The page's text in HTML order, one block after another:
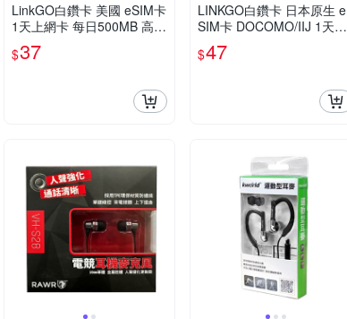
LinkGO白鑽卡 美國 eSIM卡
1天上網卡 每日500MB 高速
流量(美國網卡 舊金山 洛杉
磯 紐約 西雅圖)
$37
LINKGO白鑽卡 日本原生 e
SIM卡 DOCOMO/IIJ 1天上
網500MB/日(日本網卡 沖繩
大阪 北海道 東京)
$47